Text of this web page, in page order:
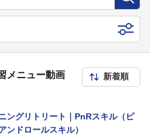
メニュー動画
ングリトリート｜PnRスキル（ピ
ンドロールスキル）